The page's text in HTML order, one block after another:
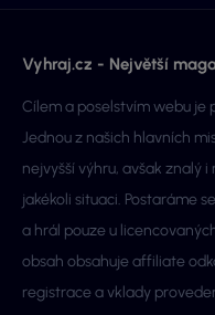
Vyhraj.cz - Největší
Cílem a poselstvím webu je
Jednou z našich hlavních
nejvyšší výhru, avšak znalý
jakékoli situaci. Postaráme
a hrál pouze u
obsah obsahuje affiliate
registrace a vklady